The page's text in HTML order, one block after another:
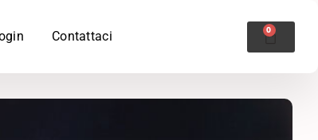
Contattaci 0